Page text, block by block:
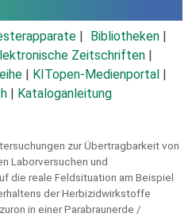
Bibliotheken
Zeitschriften
KITopen-Medienportal
Kataloganleitung
zur Übertragbarkeit von
Laborversuchen und
die reale Feldsituation am Beispiel
der Herbizidwirkstoffe
in einer Parabraunerde /